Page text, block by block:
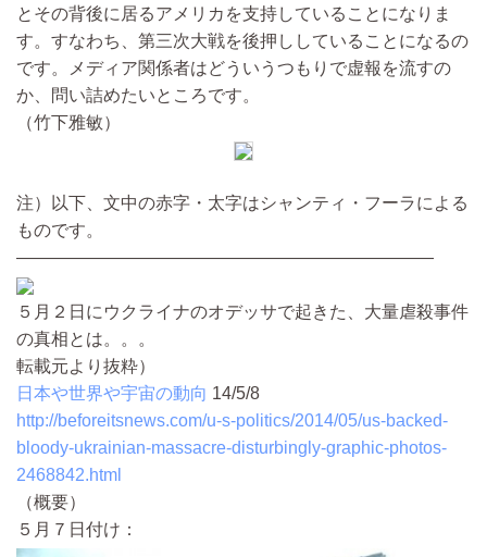
とその背後に居るアメリカを支持していることになりま
す。すなわち、第三次大戦を後押ししていることになるの
です。メディア関係者はどういうつもりで虚報を流すの
か、問い詰めたいところです。
（竹下雅敏）
注）以下、文中の赤字・太字はシャンティ・フーラによる
ものです。
――――――――――――――――――――――――
５月２日にウクライナのオデッサで起きた、大量虐殺事件
の真相とは。。。
転載元より抜粋）
日本や世界や宇宙の動向 14/5/8
http://beforeitsnews.com/u-s-politics/2014/05/us-backed-
bloody-ukrainian-massacre-disturbingly-graphic-photos-
2468842.html
（概要）
５月７日付け：